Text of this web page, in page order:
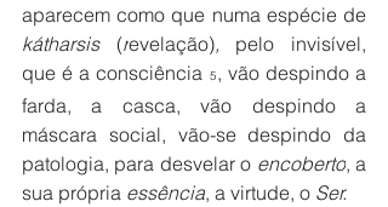
kátharsis (revelação), pelo invisível,
que é a consciência 5, vão despindo a
farda, a casca, vão despindo a
máscara social, vão-se despindo da
patologia, para desvelar o encoberto, a
sua própria essência, a virtude, o Ser.